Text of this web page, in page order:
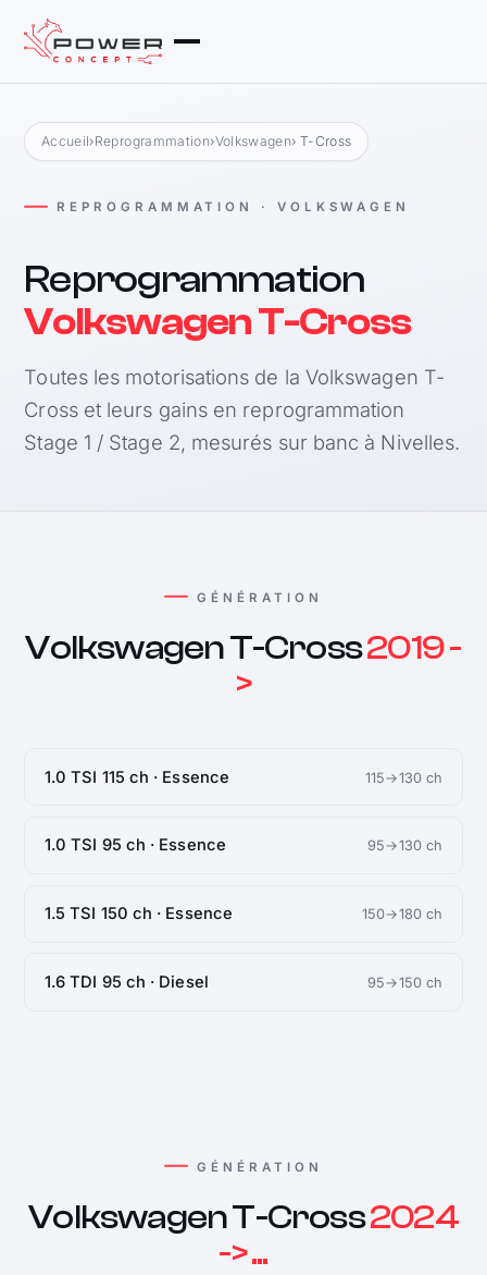
Accueil›Reprogrammation›Volkswagen› T-Cross
REPROGRAMMATION · VOLKSWAGEN
Reprogrammation
Volkswagen T-Cross
Toutes les motorisations de la Volkswagen T-
Cross et leurs gains en reprogrammation
Stage 1 / Stage 2, mesurés sur banc à Nivelles.
GÉNÉRATION
Volkswagen T-Cross2019 -
>
1.0 TSI 115 ch · Essence 115→130 ch
1.0 TSI 95 ch · Essence 95→130 ch
1.5 TSI 150 ch · Essence 150→180 ch
1.6 TDI 95 ch · Diesel 95→150 ch
GÉNÉRATION
Volkswagen T-Cross2024
-> ...